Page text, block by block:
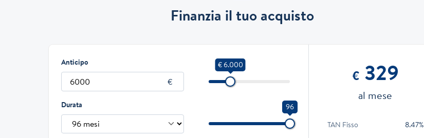
Finanzia il tuo acquisto
Anticipo € 6.000
Durata 96
€329
al mese
TAN Fisso
8.47%